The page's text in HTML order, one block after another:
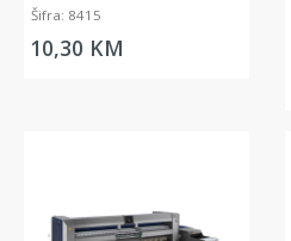
Šifra: 8415
10,30 KM